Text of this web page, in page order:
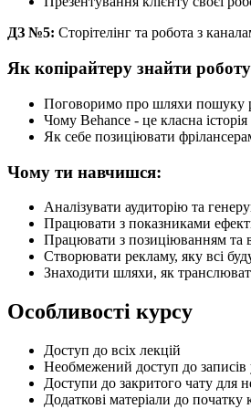
ДЗ №5: Сторітелінг та робота з
Як копірайтеру знайти
Поговоримо про шляхи пошуку
Чому Behance - це класна
Як себе позиціювати
Чому ти навчишся:
Аналізувати аудиторію та
Працювати з показниками
Працювати з позиціюванням та
Створювати рекламу, яку всі
Знаходити шляхи, як
Особливості курсу
Доступ до всіх лекцій
Необмежений доступ до записів
Доступи до закритого чату для
Додаткові матеріали до початку